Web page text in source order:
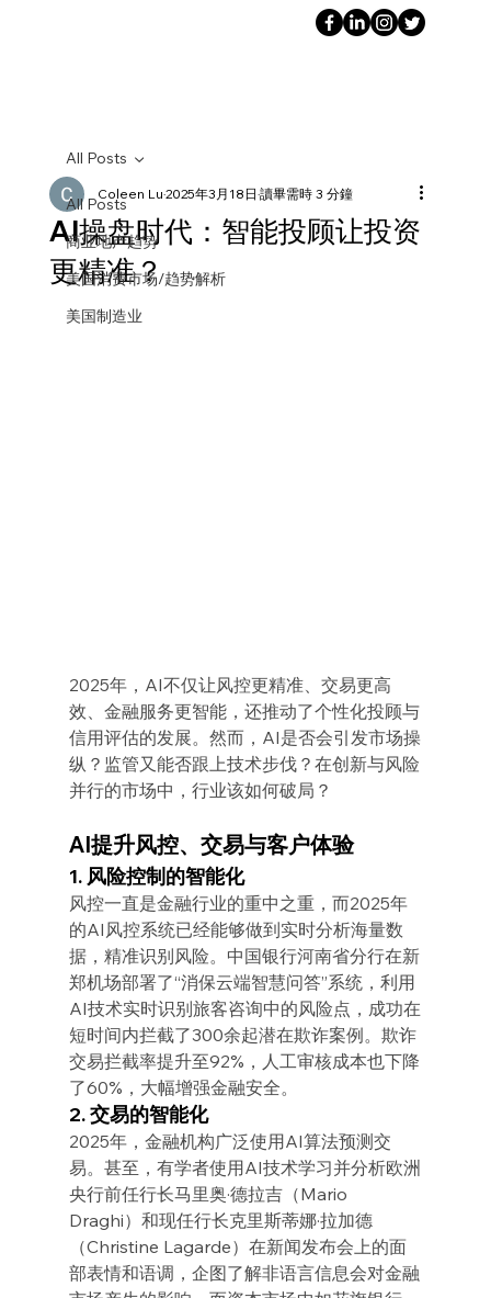
All Posts
商业地产趋势
美国消费市场/趋势解析
美国制造业
All Posts
AI操盘时代：智能投顾让投资
更精准？
Coleen Lu2025年3月18日 讀畢需時 3 分鐘
2025年，AI不仅让风控更精准、交易更高
效、金融服务更智能，还推动了个性化投顾与
信用评估的发展。然而，AI是否会引发市场操
纵？监管又能否跟上技术步伐？在创新与风险
并行的市场中，行业该如何破局？
AI提升风控、交易与客户体验
1. 风险控制的智能化
风控一直是金融行业的重中之重，而2025年
的AI风控系统已经能够做到实时分析海量数
据，精准识别风险。中国银行河南省分行在新
郑机场部署了“消保云端智慧问答”系统，利用
AI技术实时识别旅客咨询中的风险点，成功在
短时间内拦截了300余起潜在欺诈案例。欺诈
交易拦截率提升至92%，人工审核成本也下降
了60%，大幅增强金融安全。
2. 交易的智能化
2025年，金融机构广泛使用AI算法预测交
易。甚至，有学者使用AI技术学习并分析欧洲
央行前任行长马里奥·德拉吉（Mario
Draghi）和现任行长克里斯蒂娜·拉加德
（Christine Lagarde）在新闻发布会上的面
部表情和语调，企图了解非语言信息会对金融